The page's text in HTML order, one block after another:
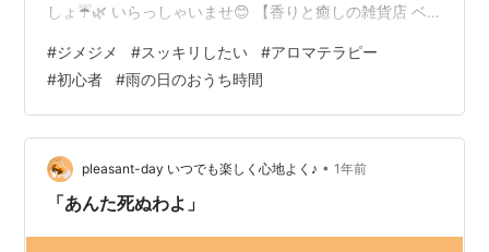
しょ☔️🌿 いらっしゃいませ😊 【香りと癒しの雑貨店 ベ
つもお越し下さりありがとうございます！ エッセンシャ
ルオイルには、気持ちを切り替えてくれたり、空気をク
リアに整えてくれたり、心と身体の“どよん”をスーッと流
してくれる不思議な魅力があります。 今回はその中で
も、気分をシャキッとリセットしてくれる「スッキリア
ロマ」を3本ご紹介します。 🌞気…
#ジメジメ #スッキリしたい #アロマテラピー
#初心者 #雨の日のおうち時間
pleasant-day いつでも楽しく心地よく♪ • 1年前
「あんた死ぬわよ」